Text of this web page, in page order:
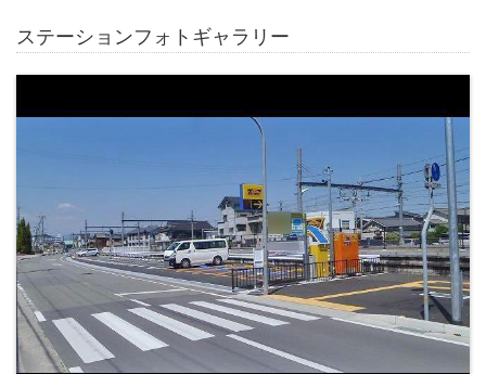
ステーションフォトギャラリー